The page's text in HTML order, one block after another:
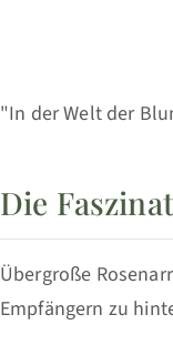
"In der Welt der
Die
Übergroße
Empfängern zu